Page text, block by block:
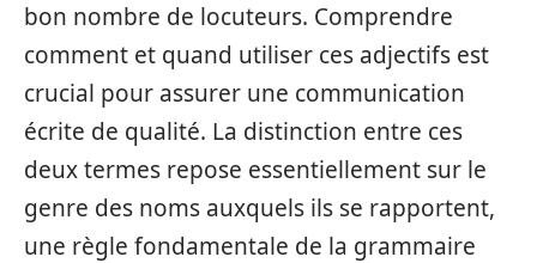
bon nombre de locuteurs. Comprendre
comment et quand utiliser ces adjectifs est
crucial pour assurer une communication
écrite de qualité. La distinction entre ces
deux termes repose essentiellement sur le
genre des noms auxquels ils se rapportent,
une règle fondamentale de la grammaire